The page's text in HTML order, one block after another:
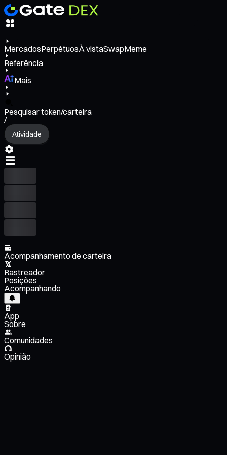
MercadosPerpétuosÀ vistaSwapMeme
Referência
Mais
Pesquisar token/carteira
/
Atividade
Acompanhamento de carteira
Rastreador
Posições
Acompanhando
App
Sobre
Comunidades
Opinião